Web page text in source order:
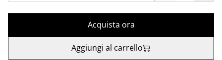
Acquista ora
Aggiungi al carrello